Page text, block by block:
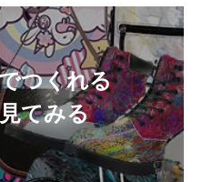
つくれる
てみる